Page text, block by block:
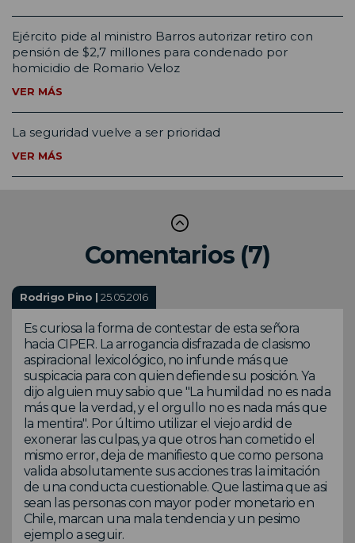
Ejército pide al ministro Barros autorizar retiro con
pensión de $2,7 millones para condenado por
homicidio de Romario Veloz
VER MÁS
La seguridad vuelve a ser prioridad
VER MÁS
Comentarios (7)
Rodrigo Pino |25.05.2016
Es curiosa la forma de contestar de esta señora
hacia CIPER. La arrogancia disfrazada de clasismo
aspiracional lexicológico, no infunde más que
suspicacia para con quien defiende su posición. Ya
dijo alguien muy sabio que "La humildad no es nada
más que la verdad, y el orgullo no es nada más que
la mentira". Por último utilizar el viejo ardid de
exonerar las culpas, ya que otros han cometido el
mismo error, deja de manifiesto que como persona
valida absolutamente sus acciones tras la imitación
de una conducta cuestionable. Que lastima que asi
sean las personas con mayor poder monetario en
Chile, marcan una mala tendencia y un pesimo
ejemplo a seguir.